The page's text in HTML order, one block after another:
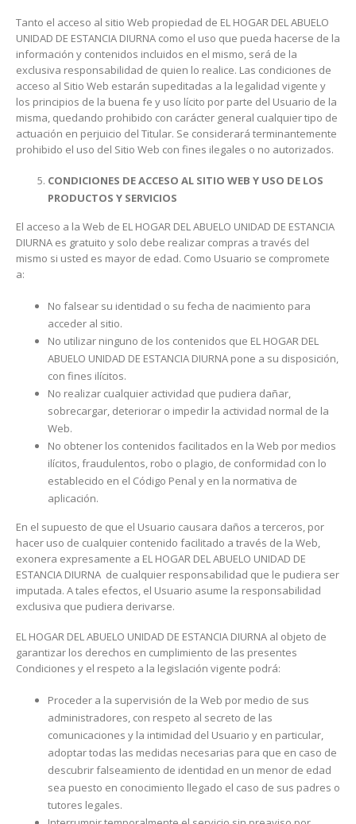
Tanto el acceso al sitio Web propiedad de EL HOGAR DEL ABUELO
UNIDAD DE ESTANCIA DIURNA como el uso que pueda hacerse de la
información y contenidos incluidos en el mismo, será de la
exclusiva responsabilidad de quien lo realice. Las condiciones de
acceso al Sitio Web estarán supeditadas a la legalidad vigente y
los principios de la buena fe y uso lícito por parte del Usuario de la
misma, quedando prohibido con carácter general cualquier tipo de
actuación en perjuicio del Titular. Se considerará terminantemente
prohibido el uso del Sitio Web con fines ilegales o no autorizados.
CONDICIONES DE ACCESO AL SITIO WEB Y USO DE LOS
PRODUCTOS Y SERVICIOS
El acceso a la Web de EL HOGAR DEL ABUELO UNIDAD DE ESTANCIA
DIURNA es gratuito y solo debe realizar compras a través del
mismo si usted es mayor de edad. Como Usuario se compromete
a:
No falsear su identidad o su fecha de nacimiento para
acceder al sitio.
No utilizar ninguno de los contenidos que EL HOGAR DEL
ABUELO UNIDAD DE ESTANCIA DIURNA pone a su disposición,
con fines ilícitos.
No realizar cualquier actividad que pudiera dañar,
sobrecargar, deteriorar o impedir la actividad normal de la
Web.
No obtener los contenidos facilitados en la Web por medios
ilícitos, fraudulentos, robo o plagio, de conformidad con lo
establecido en el Código Penal y en la normativa de
aplicación.
En el supuesto de que el Usuario causara daños a terceros, por
hacer uso de cualquier contenido facilitado a través de la Web,
exonera expresamente a EL HOGAR DEL ABUELO UNIDAD DE
ESTANCIA DIURNA de cualquier responsabilidad que le pudiera ser
imputada. A tales efectos, el Usuario asume la responsabilidad
exclusiva que pudiera derivarse.
EL HOGAR DEL ABUELO UNIDAD DE ESTANCIA DIURNA al objeto de
garantizar los derechos en cumplimiento de las presentes
Condiciones y el respeto a la legislación vigente podrá:
Proceder a la supervisión de la Web por medio de sus
administradores, con respeto al secreto de las
comunicaciones y la intimidad del Usuario y en particular,
adoptar todas las medidas necesarias para que en caso de
descubrir falseamiento de identidad en un menor de edad
sea puesto en conocimiento llegado el caso de sus padres o
tutores legales.